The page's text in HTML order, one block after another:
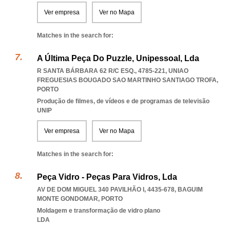
Ver empresa Ver no Mapa
Matches in the search for:
A Última Peça Do Puzzle, Unipessoal, Lda
R SANTA BÁRBARA 62 R/C ESQ., 4785-221, UNIAO
FREGUESIAS BOUGADO SAO MARTINHO SANTIAGO TROFA,
PORTO
Produção de filmes, de vídeos e de programas de televisão
UNIP
Ver empresa Ver no Mapa
Matches in the search for:
Peça Vidro - Peças Para Vidros, Lda
AV DE DOM MIGUEL 340 PAVILHÃO I, 4435-678, BAGUIM
MONTE GONDOMAR, PORTO
Moldagem e transformação de vidro plano
LDA